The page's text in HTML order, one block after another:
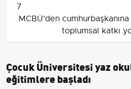
7
MCBÜ’den
toplumsal katkı
Çocuk Üniversitesi yaz
eğitimlere başladı